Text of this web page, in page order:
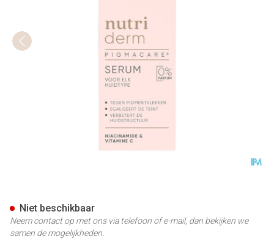
Niet beschikbaar
Neem contact op met ons via telefoon of e-mail, dan bekijken we
samen de mogelijkheden.